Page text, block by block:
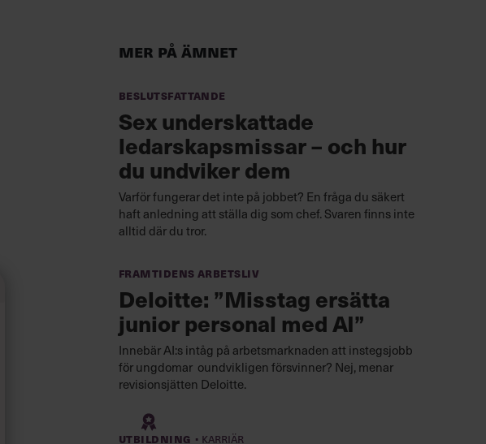
Mer på ämnet
Beslutsfattande
Sex underskattade
ledarskapsmissar – och hur
du undviker dem
Varför fungerar det inte på jobbet? En fråga du säkert
haft anledning att ställa dig som chef. Svaren finns inte
alltid där du tror.
Framtidens arbetsliv
Deloitte: ”Misstag ersätta
junior personal med AI”
Innebär AI:s intåg på arbetsmarknaden att instegsjobb
för ungdomar oundvikligen försvinner? Nej, menar
revisionsjätten Deloitte.
Utbildning · Karriär